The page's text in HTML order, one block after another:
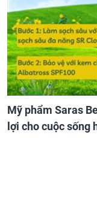
Mỹ phẩm Saras
lợi cho cuộc sống